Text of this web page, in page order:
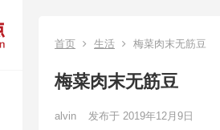
首页 生活 梅菜肉末无筋豆
梅菜肉末无筋豆
alvin 发布于 2019年12月9日